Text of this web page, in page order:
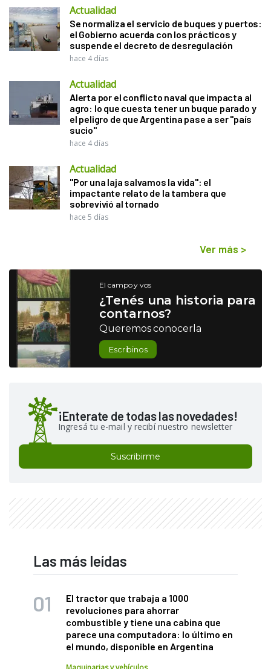
Actualidad
Se normaliza el servicio de buques y puertos:
el Gobierno acuerda con los prácticos y
suspende el decreto de desregulación
hace 4 días
Actualidad
Alerta por el conflicto naval que impacta al
agro: lo que cuesta tener un buque parado y
el peligro de que Argentina pase a ser "país
sucio"
hace 4 días
Actualidad
"Por una laja salvamos la vida": el
impactante relato de la tambera que
sobrevivió al tornado
hace 5 días
Ver más >
El campo y vos
¿Tenés una historia para
contarnos?
Queremos conocerla
Escribinos
¡Enterate de todas las novedades!
Ingresá tu e-mail y recibí nuestro newsletter
Suscribirme
Las más leídas
El tractor que trabaja a 1000
revoluciones para ahorrar
combustible y tiene una cabina que
parece una computadora: lo último en
el mundo, disponible en Argentina